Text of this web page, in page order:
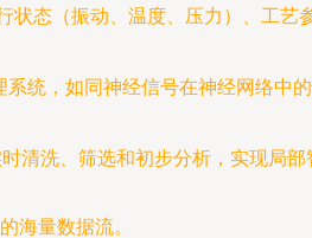
状态（振动、温度、压力）、工艺
统，如同神经信号在神经网络中
清洗、筛选和初步分析，实现局部
海量数据流。